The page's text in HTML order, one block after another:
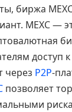
биржа
MEXC —
доступ
через P2P-
позволяет